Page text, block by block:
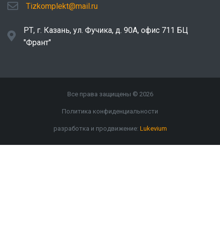
Tizkomplekt@mail.ru
РТ, г. Казань, ул. Фучика, д. 90А, офис 711 БЦ
"Франт"
Все права защищены © 2026
Политика конфиденциальности
разработка и продвижение: Lukevium